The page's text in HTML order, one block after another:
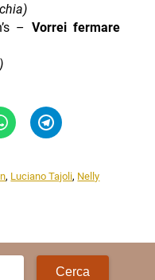
– Vorrei fermare
, Luciano Tajoli, Nelly